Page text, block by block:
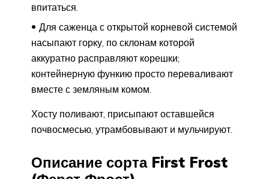
впитаться.
Для саженца с открытой корневой системой
насыпают горку, по склонам которой
аккуратно расправляют корешки;
контейнерную функию просто переваливают
вместе с земляным комом.
Хосту поливают, присыпают оставшейся
почвосмесью, утрамбовывают и мульчируют.
Описание сорта First Frost